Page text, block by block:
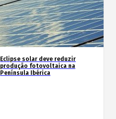
Eclipse solar deve reduzir
produção fotovoltaica na
Península Ibérica